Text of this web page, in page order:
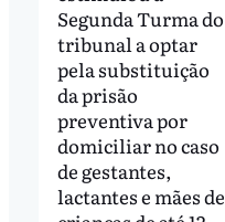
Segunda Turma do
tribunal a optar
pela substituição
da prisão
preventiva por
domiciliar no caso
de gestantes,
lactantes e mães de